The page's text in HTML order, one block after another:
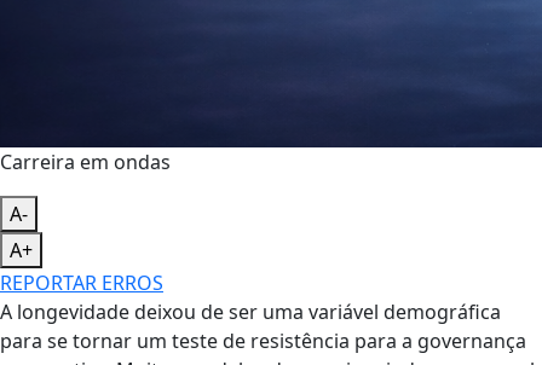
Carreira em ondas
A-
A+
REPORTAR ERROS
A longevidade deixou de ser uma variável demográfica
para se tornar um teste de resistência para a governança